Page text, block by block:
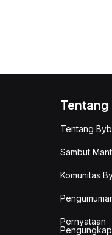
Tentang
Tentang
Sambut
Komunitas
Pernyataan